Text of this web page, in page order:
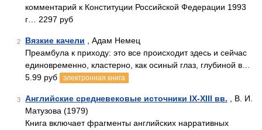
комментарий к Конституции Российской Федерации 1993
г… 2297 руб
2 Вязкие качели , Адам Немец
Преамбула к приходу: это все происходит здесь и сейчас
единовременно, кластерно, как осиный глаз, глубиной в…
5.99 руб
электронная книга
3 Английские средневековые источники IX-XIII вв. , В. И.
Матузова (1979)
Книга включает фрагменты английских нарративных